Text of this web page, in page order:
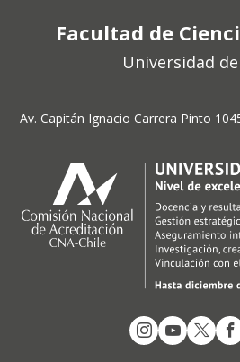
Facultad de
Universidad
Av. Capitán Ignacio Carrera Pinto